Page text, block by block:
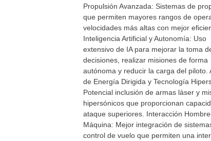
Propulsión Avanzada: Sistemas de
que permiten mayores rangos de
velocidades más altas con mejor
Inteligencia Artificial y Autonomía: Uso
extensivo de IA para mejorar la toma
decisiones, realizar misiones de forma
autónoma y reducir la carga del piloto.
de Energía Dirigida y Tecnología
Potencial inclusión de armas láser y
hipersónicos que proporcionan
ataque superiores. Interacción
Máquina: Mejor integración de
control de vuelo que permiten una